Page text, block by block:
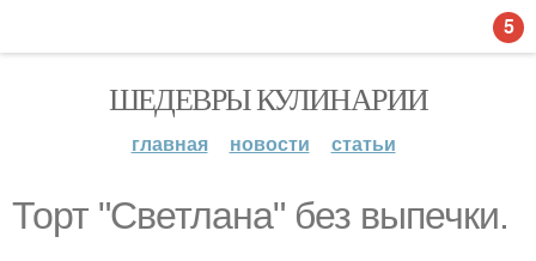
ШЕДЕВРЫ КУЛИНАРИИ
главная новости статьи
Торт "Cветлана" без выпечки.
5